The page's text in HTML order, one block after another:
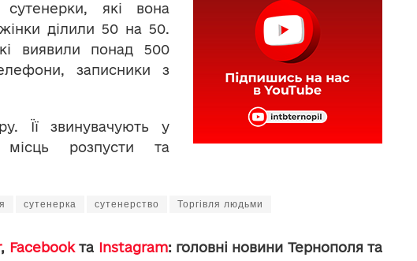
сутенерки, які вона
ділили 50 на 50.
виявили понад 500
записники з
Її звинувачують у
місць розпусти та
сутенерка сутенерство Торгівля людьми
, Facebookта Instagram: головні новини Тернополя та